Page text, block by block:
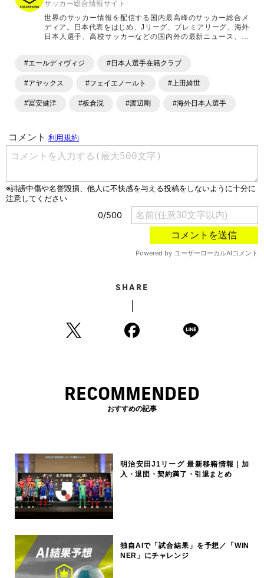
サッカー総合情報サイト
世界のサッカー情報を配信する国内最高峰のサッカー総合メ
ディア。日本代表をはじめ、Jリーグ、プレミアリーグ、海外
日本人選手、高校サッカーなどの国内外の最新ニュース、コ
ます。「X」「Instagram」「YouTube」「TikTok」など、
#エールディヴィジ #日本人選手在籍クラブ
#アヤックス #フェイエノールト #上田綺世
#冨安健洋 #板倉滉 #渡辺剛 #海外日本人選手
SHARE
RECOMMENDED
おすすめの記事
明治安田J1リーグ 最新移籍情報｜加
入・退団・契約満了・引退まとめ
独自AIで「試合結果」を予想／「WIN
NER」にチャレンジ